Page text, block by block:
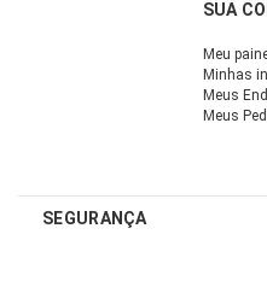
SUA
Meu
Minhas
Meus
Meus
SEGURANÇA